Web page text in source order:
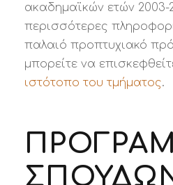
ακαδημαϊκών ετών 2003-
περισσότερες
παλαιό προπτυχιακό
μπορείτε να
ιστότοπο του τμήματος.